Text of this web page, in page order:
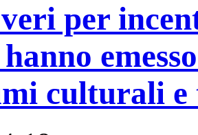
per
culturali